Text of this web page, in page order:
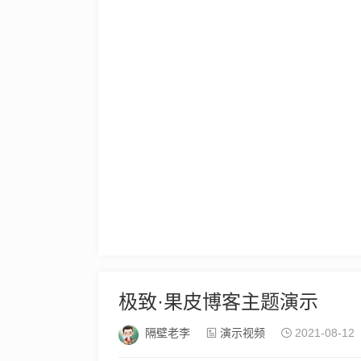
极致·果皮博客主题演示
隔壁老李 演示视频 2021-08-12